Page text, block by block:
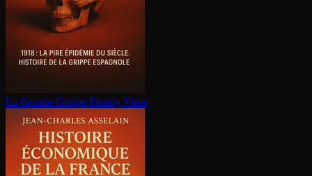
La Grande Grippe Freddy Vinet